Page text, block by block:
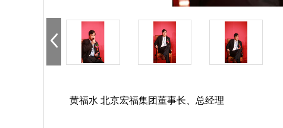
黄福水 北京宏福集团董事长、总经理